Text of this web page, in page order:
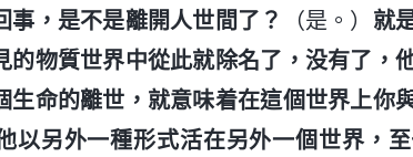
事，是不是離開人世間了？
（是。） 就
的物質世界中從此就除名了，没有了，
生命的離世，就意味着在這個世界上你
以另外一種形式活在另外一個世界，